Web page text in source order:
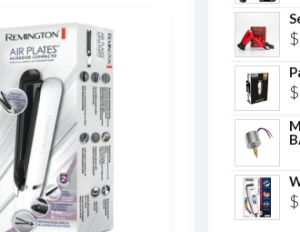
$
$
$